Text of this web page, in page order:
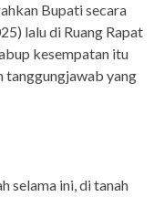
Bupati secara
lalu di Ruang Rapat
kesempatan itu
tanggungjawab yang
selama ini, di tanah